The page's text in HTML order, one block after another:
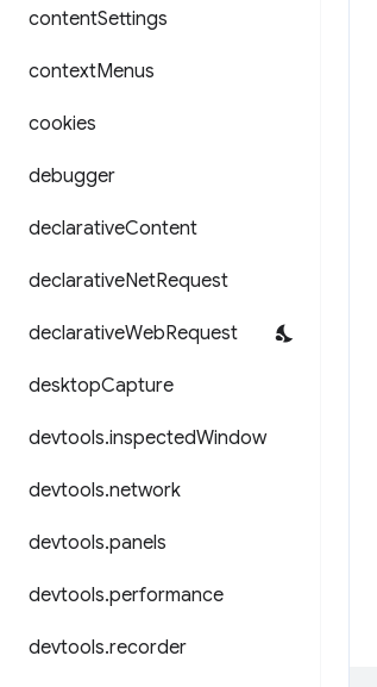
contentSettings
contextMenus
cookies
debugger
declarativeContent
declarativeNetRequest
declarativeWebRequest
desktopCapture
devtools.inspectedWindow
devtools.network
devtools.panels
devtools.performance
devtools.recorder